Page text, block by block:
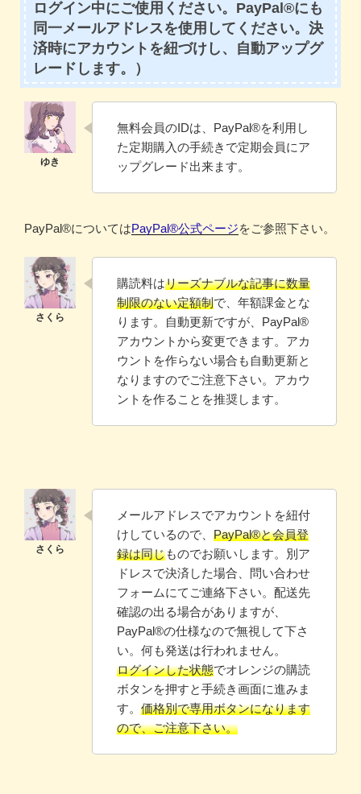
ログイン中にご使用ください。PayPal®にも
同一メールアドレスを使用してください。決
済時にアカウントを紐づけし、自動アップグ
レードします。）
無料会員のIDは、PayPal®️を利用し
た定期購入の手続きで定期会員にア
ップグレード出来ます。
PayPal®️についてはPayPal®️公式ページをご参照下さい。
購読料はリーズナブルな記事に数量
制限のない定額制で、年額課金とな
ります。自動更新ですが、PayPal®
アカウントから変更できます。アカ
ウントを作らない場合も自動更新と
なりますのでご注意下さい。アカウ
ントを作ることを推奨します。
メールアドレスでアカウントを紐付
けしているので、 PayPal®と会員登
録は同じものでお願いします。別ア
ドレスで決済した場合、問い合わせ
フォームにてご連絡下さい。配送先
確認の出る場合がありますが、
PayPal®️の仕様なので無視して下さ
い。何も発送は行われません。
ログインした状態でオレンジの購読
ボタンを押すと手続き画面に進みま
す。 価格別で専用ボタンになります
ので、ご注意下さい。